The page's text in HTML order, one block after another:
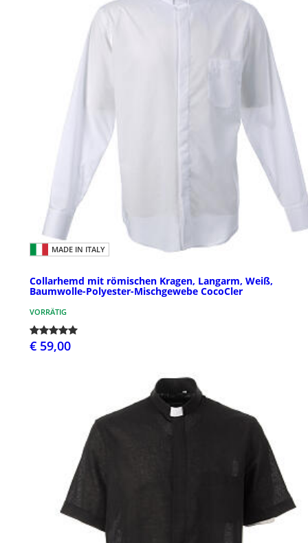
MADE IN ITALY
Collarhemd mit römischen Kragen, Langarm, Weiß,
Baumwolle-Polyester-Mischgewebe CocoCler
VORRÄTIG
€ 59,00